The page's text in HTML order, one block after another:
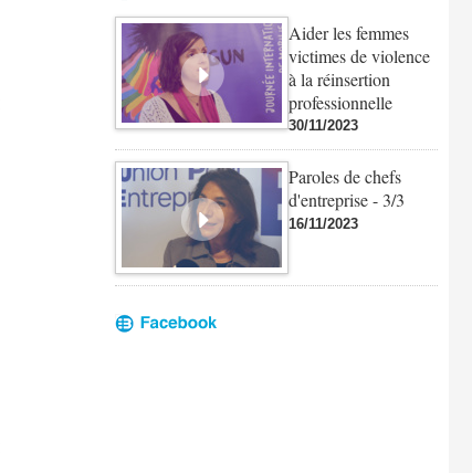
Aider les femmes
victimes de violence
à la réinsertion
professionnelle
30/11/2023
Paroles de chefs
d'entreprise - 3/3
16/11/2023